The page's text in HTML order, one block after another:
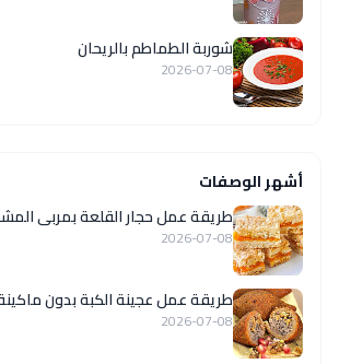
شوربة الطماطم بالريحان
2026-07-08
أشهر الوصفات
طريقة عمل حجار القلعة بمربى
2026-07-08
طريقة عمل عجينة الكبة بدون
2026-07-08